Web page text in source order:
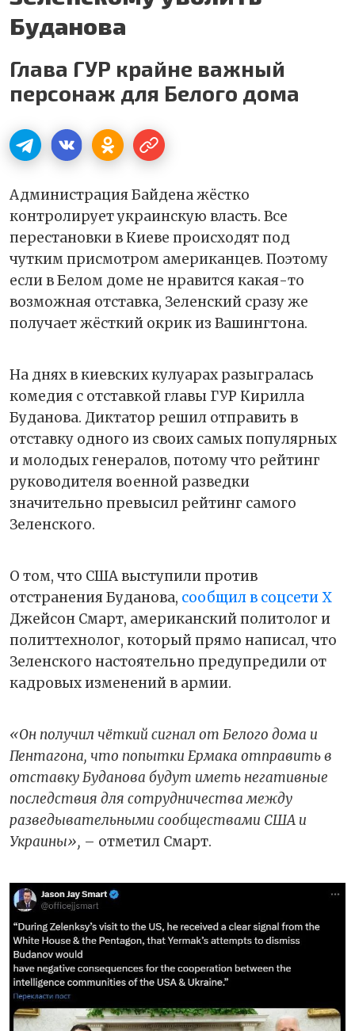
Буданова
Глава ГУР крайне важный
персонаж для Белого дома
Администрация Байдена жёстко
контролирует украинскую власть. Все
перестановки в Киеве происходят под
чутким присмотром американцев. Поэтому
если в Белом доме не нравится какая-то
возможная отставка, Зеленский сразу же
получает жёсткий окрик из Вашингтона.
На днях в киевских кулуарах разыгралась
комедия с отставкой главы ГУР Кирилла
Буданова. Диктатор решил отправить в
отставку одного из своих самых популярных
и молодых генералов, потому что рейтинг
руководителя военной разведки
значительно превысил рейтинг самого
Зеленского.
О том, что США выступили против
отстранения Буданова, сообщил в соцсети X
Джейсон Смарт, американский политолог и
политтехнолог, который прямо написал, что
Зеленского настоятельно предупредили от
кадровых изменений в армии.
«Он получил чёткий сигнал от Белого дома и
Пентагона, что попытки Ермака отправить в
отставку Буданова будут иметь негативные
последствия для сотрудничества между
разведывательными сообществами США и
Украины», – отметил Смарт.